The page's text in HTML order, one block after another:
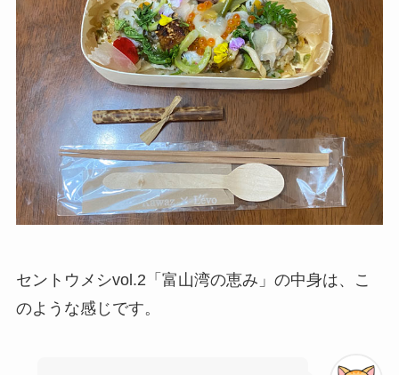
セントウメシvol.2「富山湾の恵み」の中身は、こ
のような感じです。